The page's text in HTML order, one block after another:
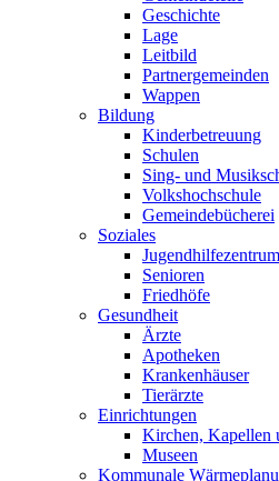
Geschichte
Lage
Leitbild
Partnergemeinden
Wappen
Bildung
Kinderbetreuung
Schulen
Sing- und
Volkshochschule
Gemeindebücherei
Soziales
Senioren
Friedhöfe
Gesundheit
Ärzte
Apotheken
Krankenhäuser
Tierärzte
Einrichtungen
Kirchen, Kapellen
Museen
Kommunale